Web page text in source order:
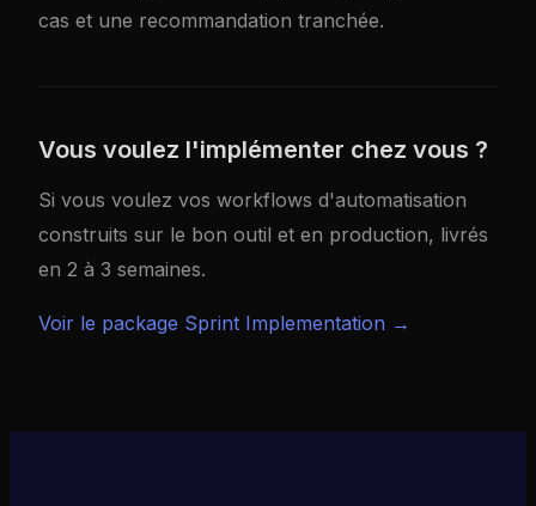
cas et une recommandation tranchée.
Vous voulez l'implémenter chez vous ?
Si vous voulez vos workflows d'automatisation
construits sur le bon outil et en production, livrés
en 2 à 3 semaines.
Voir le package Sprint Implementation →